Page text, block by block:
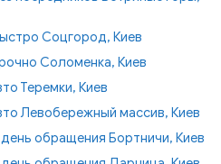
Соцгород, Киев
Соломенка, Киев
Теремки, Киев
Левобережный массив, Киев
обращения Бортничи, Киев